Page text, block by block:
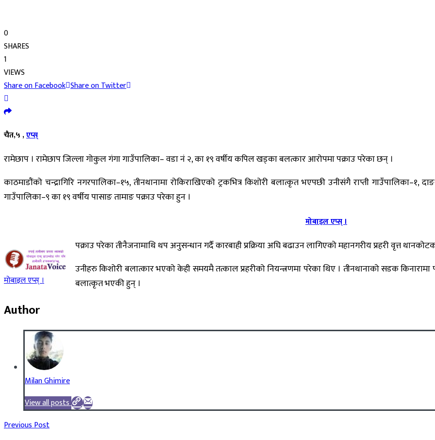
0
SHARES
1
VIEWS
Share on Facebook Share on Twitter
चैत,५ ,एप्स्
रामेछाप । रामेछाप जिल्ला गोकुल गंगा गाउँपालिका– वडा नं २, का १९ वर्षीय कपिल खड्का बलत्कार आरोपमा पक्राउ परेका छन् ।
काठमाडौंको चन्द्रागिरि नगरपालिका–१५, तीनथानामा रोकिराखिएको ट्रकभित्र किशोरी बलात्कृत भएपछी उनीसंगै राप्ती गाउँपालिका–१,
गाउँपालिका–९ का १९ वर्षीय पासाङ तामाङ पक्राउ परेका हुन ।
मोबाइल एप्स् ।
मोबाइल एप्स् ।
पक्राउ परेका तीनैजनामाथि थप अनुसन्धान गर्दै कारबाही प्रक्रिया अघि बढाउन लागिएको महानगरीय प्रहरी वृत्त
उनीहरु किशोरी बलात्कार भएको केही समयमै तत्काल प्रहरीको नियन्त्रणमा परेका थिए । तीनथानाको सडक किनारामा
बलात्कृत भएकी हुन् ।
Author
Milan Ghimire
View all posts
Previous Post